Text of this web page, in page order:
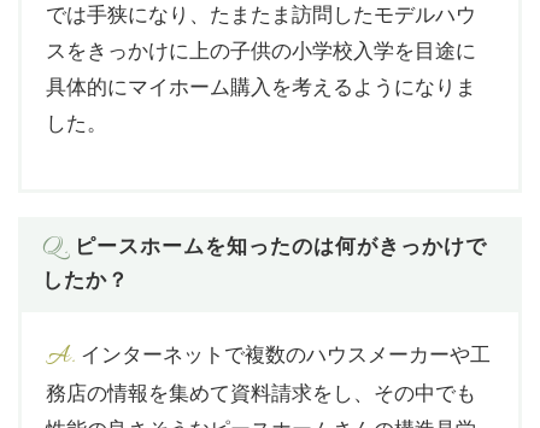
では手狭になり、たまたま訪問したモデルハウ
スをきっかけに上の子供の小学校入学を目途に
具体的にマイホーム購入を考えるようになりま
した。
Q. ピースホームを知ったのは何がきっかけで
したか？
A. インターネットで複数のハウスメーカーや工
務店の情報を集めて資料請求をし、その中でも